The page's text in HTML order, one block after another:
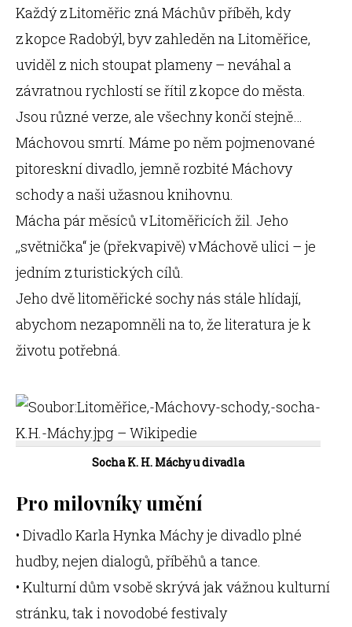
Každý z Litoměřic zná Máchův příběh, kdy
z kopce Radobýl, byv zahleděn na Litoměřice,
uviděl z nich stoupat plameny – neváhal a
závratnou rychlostí se řítil z kopce do města.
Jsou různé verze, ale všechny končí stejně…
Máchovou smrtí. Máme po něm pojmenované
pitoreskní divadlo, jemně rozbité Máchovy
schody a naši užasnou knihovnu.
Mácha pár měsíců v Litoměřicích žil. Jeho
,,světnička“ je (překvapivě) v Máchově ulici – je
jedním z turistických cílů.
Jeho dvě litoměřické sochy nás stále hlídají,
abychom nezapomněli na to, že literatura je k
životu potřebná.
Socha K. H. Máchy u divadla
Pro milovníky umění
• Divadlo Karla Hynka Máchy je divadlo plné
hudby, nejen dialogů, příběhů a tance.
• Kulturní dům v sobě skrývá jak vážnou kulturní
stránku, tak i novodobé festivaly